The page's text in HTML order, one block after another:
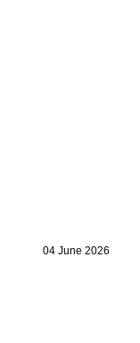
04 June 2026